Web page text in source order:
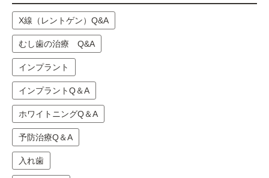
X線（レントゲン）Q&A
むし歯の治療 Q&A
インプラント
インプラントQ＆A
ホワイトニングQ＆A
予防治療Q＆A
入れ歯